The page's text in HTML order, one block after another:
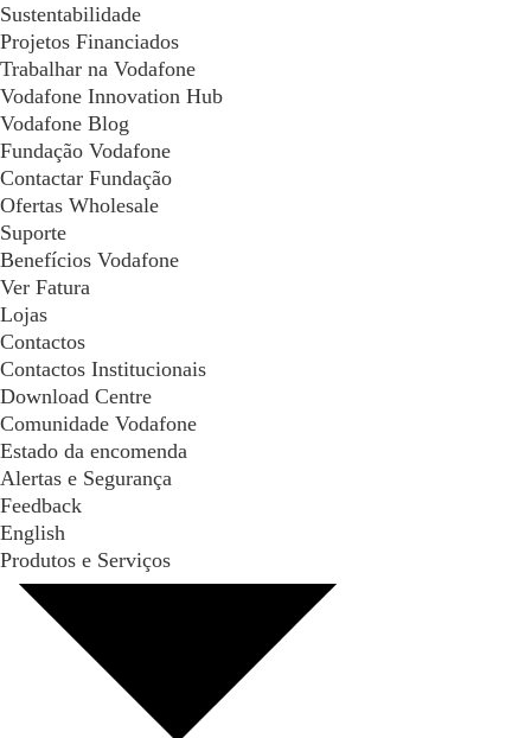
Sustentabilidade
Projetos Financiados
Trabalhar na Vodafone
Vodafone Innovation Hub
Vodafone Blog
Fundação Vodafone
Contactar Fundação
Ofertas Wholesale
Suporte
Benefícios Vodafone
Ver Fatura
Lojas
Contactos
Contactos Institucionais
Download Centre
Comunidade Vodafone
Estado da encomenda
Alertas e Segurança
Feedback
English
Produtos e Serviços